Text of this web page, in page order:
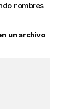
nombres
un archivo